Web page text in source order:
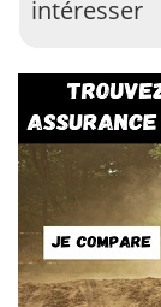
intéresser